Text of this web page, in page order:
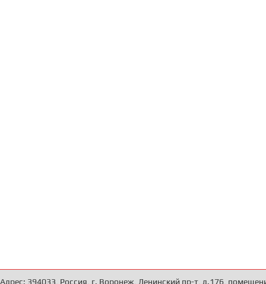
Адрес: 394033, Россия, г. Воронеж, Ленинский пр-т, д.176,